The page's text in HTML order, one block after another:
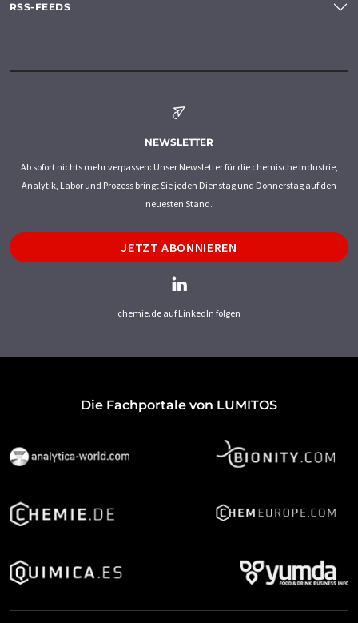
RSS-FEEDS
NEWSLETTER
Ab sofort nichts mehr verpassen: Unser Newsletter für die chemische Industrie,
Analytik, Labor und Prozess bringt Sie jeden Dienstag und Donnerstag auf den
neuesten Stand.
JETZT ABONNIEREN
chemie.de auf LinkedIn folgen
Die Fachportale von LUMITOS